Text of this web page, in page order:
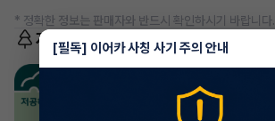
* 정확한 정보는 판매자와 반드시 확인하시기 바랍니다.
저공해차량 정보
[필독] 이어카 사칭 사기 주의 안내